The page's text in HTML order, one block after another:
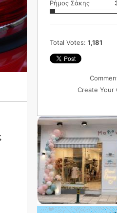
Ρήμος Σάκης
Total Votes: 1,181
Create Your